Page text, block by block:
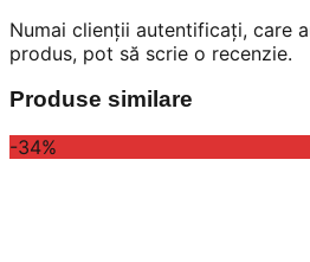
Numai clienții autentificați, care
produs, pot să scrie o recenzie.
Produse similare
-34%